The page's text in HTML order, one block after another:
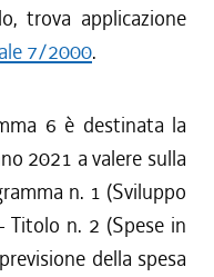
trova applicazione
7/2000.
6 è destinata la
2021 a valere sulla
n. 1 (Sviluppo
Titolo n. 2 (Spese in
della spesa